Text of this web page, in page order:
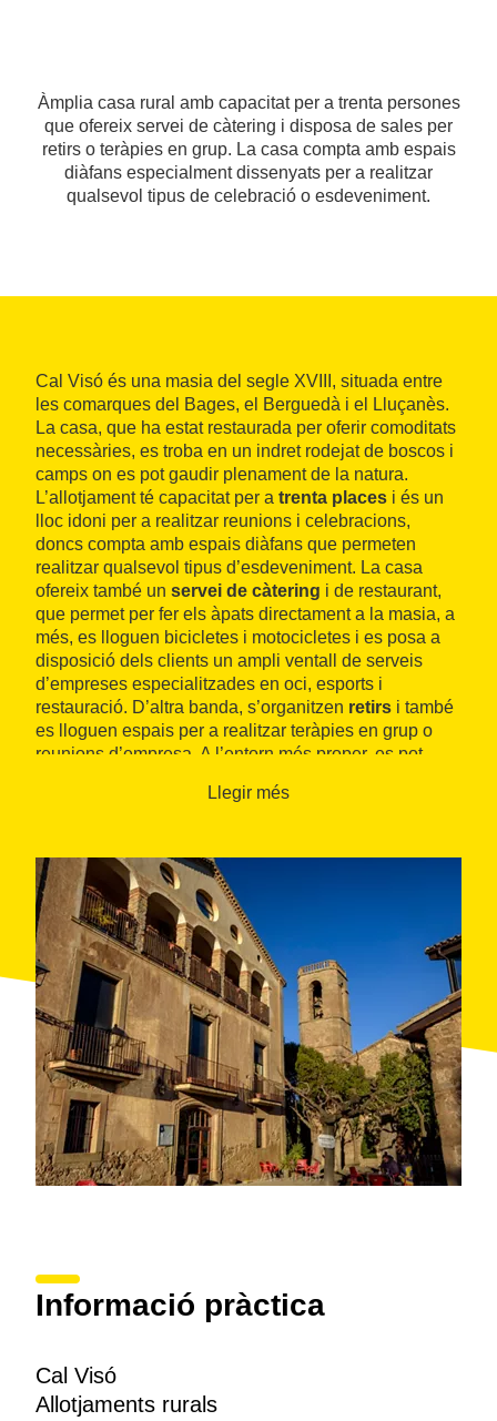
Àmplia casa rural amb capacitat per a trenta persones
que ofereix servei de càtering i disposa de sales per
retirs o teràpies en grup. La casa compta amb espais
diàfans especialment dissenyats per a realitzar
qualsevol tipus de celebració o esdeveniment.
Cal Visó és una masia del segle XVIII, situada entre
les comarques del Bages, el Berguedà i el Lluçanès.
La casa, que ha estat restaurada per oferir comoditats
necessàries, es troba en un indret rodejat de boscos i
camps on es pot gaudir plenament de la natura.
L’allotjament té capacitat per a trenta places i és un
lloc idoni per a realitzar reunions i celebracions,
doncs compta amb espais diàfans que permeten
realitzar qualsevol tipus d’esdeveniment. La casa
ofereix també un servei de càtering i de restaurant,
que permet per fer els àpats directament a la masia, a
més, es lloguen bicicletes i motocicletes i es posa a
disposició dels clients un ampli ventall de serveis
d’empreses especialitzades en oci, esports i
restauració. D’altra banda, s’organitzen retirs i també
es lloguen espais per a realitzar teràpies en grup o
reunions d’empresa. A l’entorn més proper, es pot
o les minies de sal, així com gaudir de
Llegir més
Informació pràctica
Cal Visó
Allotjaments rurals